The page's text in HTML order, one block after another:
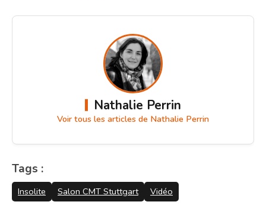
Nathalie Perrin
Voir tous les articles de Nathalie Perrin
Tags :
Insolite Salon CMT Stuttgart Vidéo